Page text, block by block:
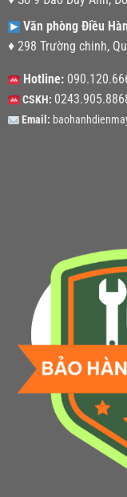
Văn phòng Điều
♦ 298 Trường chinh,
Hotline:
CSKH:
Email: